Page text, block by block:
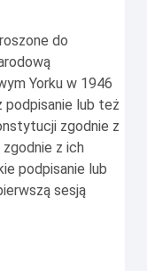
do
Yorku w 1946
podpisanie lub też
zgodnie z
z ich
podpisanie lub
sesją